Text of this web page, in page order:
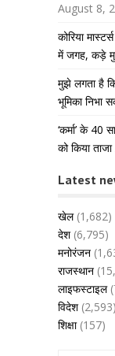
August 8,
कोरिया
में जगह, कड़े
मुझे लगता है
भूमिका निभा
‘कर्मा’ के 40
को किया ताजा
Latest
खेल(1,682)
देश(6,795)
मनोरंजन
राजस्थान
लाइफस्टाइल
विदेश(2,593)
शिक्षा(157)